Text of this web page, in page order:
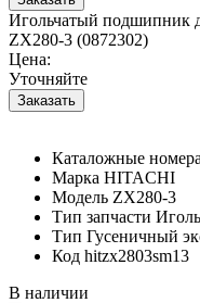
Игольчатый подшипник
ZX280-3 (0872302)
Цена:
Уточняйте
Каталожные номера
Марка HITACHI
Модель ZX280-3
Тип запчасти
Тип Гусеничный
Код hitzx2803sm13
В наличии